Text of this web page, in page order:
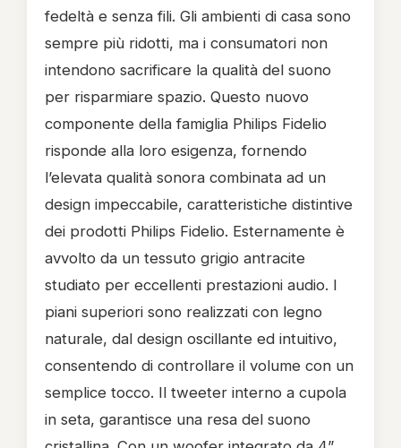
fedeltà e senza fili. Gli ambienti di casa sono
sempre più ridotti, ma i consumatori non
intendono sacrificare la qualità del suono
per risparmiare spazio. Questo nuovo
componente della famiglia Philips Fidelio
risponde alla loro esigenza, fornendo
l’elevata qualità sonora combinata ad un
design impeccabile, caratteristiche distintive
dei prodotti Philips Fidelio. Esternamente è
avvolto da un tessuto grigio antracite
studiato per eccellenti prestazioni audio. I
piani superiori sono realizzati con legno
naturale, dal design oscillante ed intuitivo,
consentendo di controllare il volume con un
semplice tocco. Il tweeter interno a cupola
in seta, garantisce una resa del suono